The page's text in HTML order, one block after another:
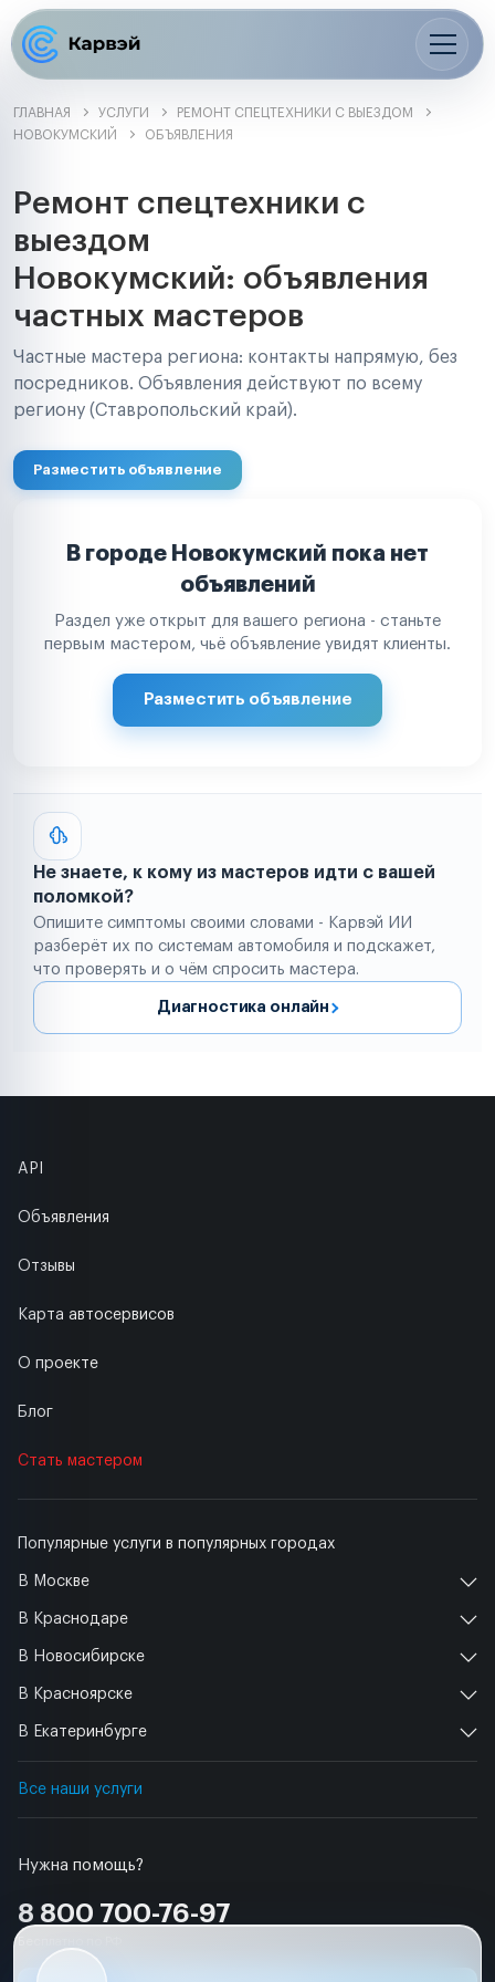
ГЛАВНАЯ УСЛУГИ
РЕМОНТ СПЕЦТЕХНИКИ С ВЫЕЗДОМ
НОВОКУМСКИЙ
ОБЪЯВЛЕНИЯ
Ремонт спецтехники с
выездом
Новокумский: объявления
частных мастеров
Частные мастера региона: контакты напрямую, без
посредников. Объявления действуют по всему
региону (Ставропольский край).
Разместить объявление
В городе Новокумский пока нет
объявлений
Раздел уже открыт для вашего региона - станьте
первым мастером, чьё объявление увидят клиенты.
Разместить объявление
Не знаете, к кому из мастеров идти с вашей
поломкой?
Опишите симптомы своими словами - Карвэй ИИ
разберёт их по системам автомобиля и подскажет,
что проверять и о чём спросить мастера.
Диагностика онлайн
Нужна помощь?
8 800 700-76-97
Популярные услуги в популярных городах
В Москве
В Краснодаре
В Новосибирске
В Красноярске
В Екатеринбурге
Все наши услуги
API
Объявления
Отзывы
Карта автосервисов
О проекте
Блог
Стать мастером